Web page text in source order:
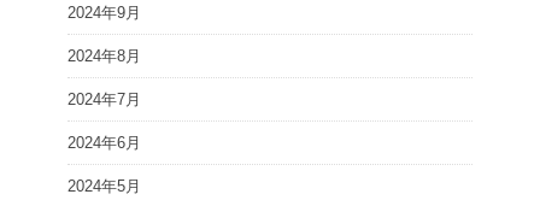
2024年9月
2024年8月
2024年7月
2024年6月
2024年5月